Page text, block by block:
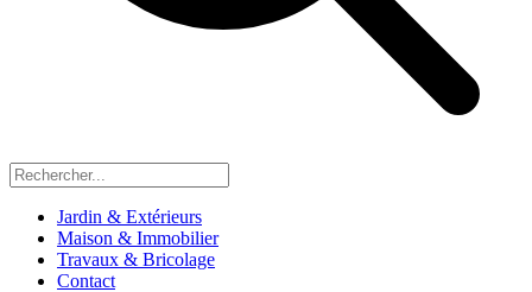
Jardin & Extérieurs
Maison & Immobilier
Travaux & Bricolage
Contact